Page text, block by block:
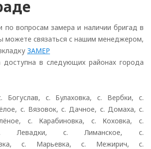
по вопросам замера и наличии бригад в
можете связаться с нашим менеджером,
ЗАМЕР
доступна в следующих районах города
Богуслав, с. Булаховка, с. Вербки, с.
с. Вязовок, с. Дачное, с. Домаха, с.
с. Карабиновка, с. Коховка, с.
Левадки, с. Лиманское, с.
с. Марьевка, с. Межирич, с.